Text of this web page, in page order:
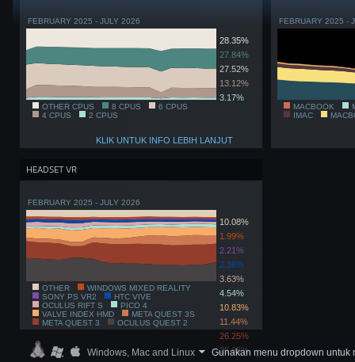
FEBRUARY 2025 - JULY 2026
28.35%
27.84%
27.52%
13.12%
3.17%
OTHER CPUS 8 CPUS
6 CPUS
4 CPUS
2 CPUS
KLIK UNTUK INFO LEBIH LANJUT
FEBRUARY 2025 -
MACBOOK
IMAC
HEADSET VR
FEBRUARY 2025 - JULY 2026
10.08%
1.99%
2.21%
2.36%
3.63%
4.54%
10.83%
11.44%
26.25%
26.66%
OTHER
WINDOWS MIXED REALITY
SONY PS VR2
HTC VIVE
OCULUS RIFT S
PICO 4
VALVE INDEX HMD
META QUEST 3S
META QUEST 3
OCULUS QUEST 2
Windows, Mac and Linux Gunakan menu dropdown untuk